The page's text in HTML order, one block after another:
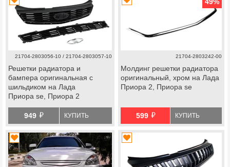
21704-2803056-10 / 21704-2803057-10
Решетки радиатора и
бампера оригинальная с
шильдиком на Лада
Приора se, Приора 2
949 й КУПИТЬ
21704-2803242-00
Молдинг решетки радиатора
оригинальный, хром на Лада
Приора 2, Приора se
599 й КУПИТЬ